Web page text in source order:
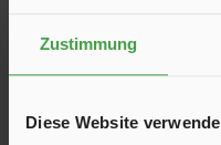
Zustimmung
Diese Website
Line ist praktisch
das Frühstück im